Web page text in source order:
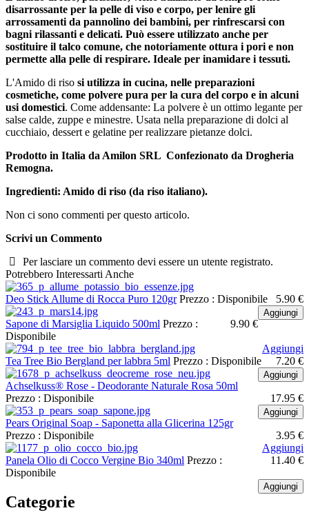
disarrossante per la pelle di viso e corpo, per lenire gli
arrossamenti da pannolino dei bambini, per rinfrescarsi con
bagni rilassanti e delicati. Può essere utilizzato anche per
sostituire il talco comune, che notoriamente ottura i pori e non
permette alla pelle di respirare. Ideale per inamidare i tessuti.
L'Amido di riso si utilizza in cucina, nelle preparazioni
cosmetiche, come polvere pura per la cura del corpo e in alcuni
usi domestici. Come addensante: La polvere è un ottimo legante per
salse calde, zuppe e minestre. Usata nella preparazione di dolci al
cucchiaio, dessert e gelatine per realizzare pietanze dolci.
Prodotto in Italia da Amilon SRL Confezionato da Drogheria
Remogna.
Ingredienti: Amido di riso (da riso italiano).
Non ci sono commenti per questo articolo.
Scrivi un Commento
Per lasciare un commento devi essere un utente registrato.
Potrebbero Interessarti Anche
Deo Stick Allume di Rocca Puro 120gr Prezzo : 5.90 €
Disponibile
Aggiungi
Sapone di Marsiglia Liquido 500ml Prezzo :
9.90 €
Disponibile
Aggiungi
Tea Tree Bio Bergland per labbra 5ml Prezzo : 7.20 €
Disponibile
Aggiungi
Achselkuss® Rose - Deodorante Naturale Rosa 50ml
Prezzo :
17.95 €
Disponibile
Aggiungi
Pears Original Soap - Saponetta alla Glicerina 125gr
Prezzo :
3.95 €
Disponibile
Aggiungi
Panela Olio di Cocco Vergine Bio 340ml Prezzo :
11.40 €
Disponibile
Aggiungi
Categorie